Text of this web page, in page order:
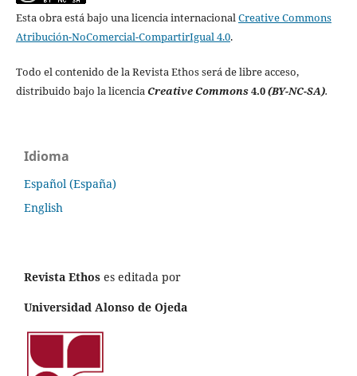
Esta obra está bajo una licencia internacionalCreative Commons
Atribución-NoComercial-CompartirIgual 4.0.
Todo el contenido de la Revista Ethos será de libre acceso,
distribuido bajo la licenciaCreative Commons4.0(BY-NC-SA).
Idioma
Español (España)
English
Revista Ethos es editada por
Universidad Alonso de Ojeda